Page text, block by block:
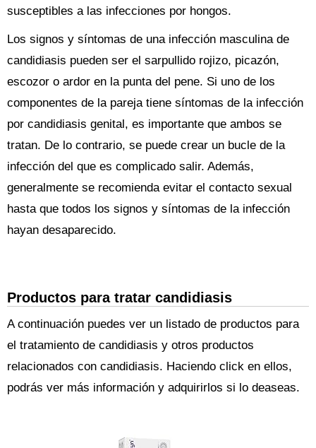
susceptibles a las infecciones por hongos.
Los signos y síntomas de una infección masculina de
candidiasis pueden ser el sarpullido rojizo, picazón,
escozor o ardor en la punta del pene. Si uno de los
componentes de la pareja tiene síntomas de la infección
por candidiasis genital, es importante que ambos se
tratan. De lo contrario, se puede crear un bucle de la
infección del que es complicado salir. Además,
generalmente se recomienda evitar el contacto sexual
hasta que todos los signos y síntomas de la infección
hayan desaparecido.
Productos para tratar candidiasis
A continuación puedes ver un listado de productos para
el tratamiento de candidiasis y otros productos
relacionados con candidiasis. Haciendo click en ellos,
podrás ver más información y adquirirlos si lo deaseas.